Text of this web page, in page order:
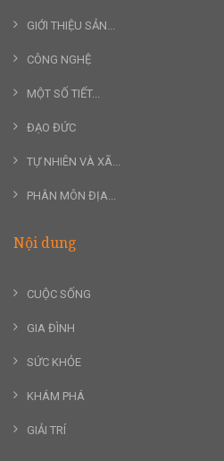
GIỚI THIỆU SẢN...
CÔNG NGHỆ
MỘT SỐ TIẾT...
ĐẠO ĐỨC
TỰ NHIÊN VÀ XÃ...
PHÂN MÔN ĐỊA...
Nội dung
CUỘC SỐNG
GIA ĐÌNH
SỨC KHỎE
KHÁM PHÁ
GIẢI TRÍ